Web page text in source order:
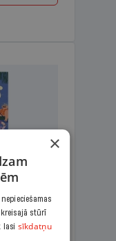
×
stūrī
lasi sīkdatņu